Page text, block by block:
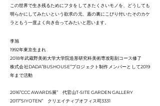
この世界で生き残るためにフタをしてきたくさいモノを、どうしても
明らかにしてみたいという欲求の元、蓋の裏にこびり付いたそのカケ
ラともう一度よく向き合ってみたいと思います。
李旭
1992年東京生まれ
2018年武蔵野美術大学大学院造形研究科美術専攻彫刻コース修了
株式会社DADA”BUSHOUSE”プロジェクト制作メンバーとして2019
年まで活動
2016”CCC AWARDS展” 代官山T-SITE GARDEN GALLERY
2017”SIYOTEN” クリエイティブオフィス司3331